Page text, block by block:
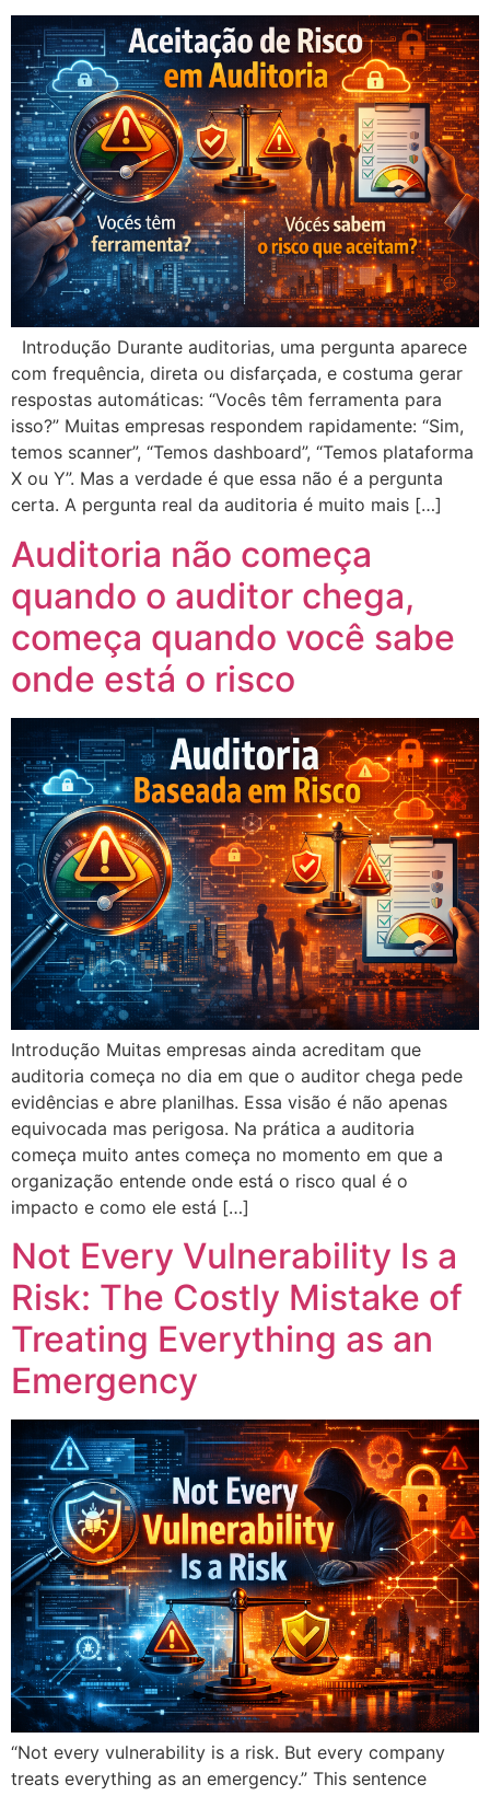
Introdução Durante auditorias, uma pergunta aparece
com frequência, direta ou disfarçada, e costuma gerar
respostas automáticas: “Vocês têm ferramenta para
isso?” Muitas empresas respondem rapidamente: “Sim,
temos scanner”, “Temos dashboard”, “Temos plataforma
X ou Y”. Mas a verdade é que essa não é a pergunta
certa. A pergunta real da auditoria é muito mais […]
Auditoria não começa
quando o auditor chega,
começa quando você sabe
onde está o risco
Introdução Muitas empresas ainda acreditam que
auditoria começa no dia em que o auditor chega pede
evidências e abre planilhas. Essa visão é não apenas
equivocada mas perigosa. Na prática a auditoria
começa muito antes começa no momento em que a
organização entende onde está o risco qual é o
impacto e como ele está […]
Not Every Vulnerability Is a
Risk: The Costly Mistake of
Treating Everything as an
Emergency
“Not every vulnerability is a risk. But every company
treats everything as an emergency.” This sentence